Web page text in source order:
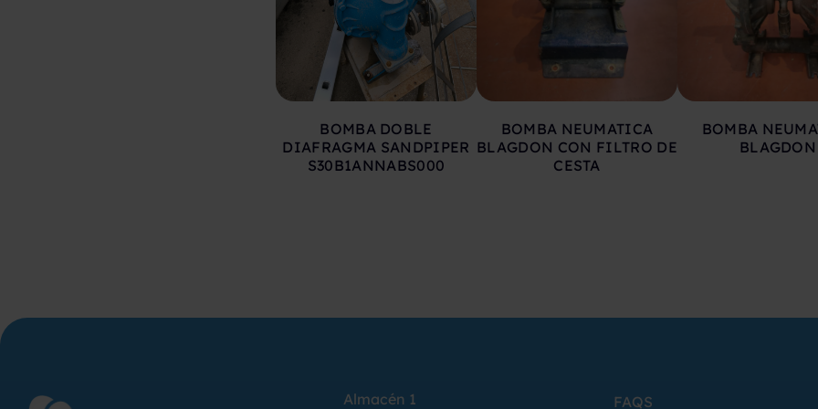
BOMBA DOBLE
DIAFRAGMA SANDPIPER
S30B1ANNABS000
BOMBA NEUMATICA
BLAGDON CON FILTRO DE
CESTA
BOMBA
BLAGDON
Almacén 1 FAQS